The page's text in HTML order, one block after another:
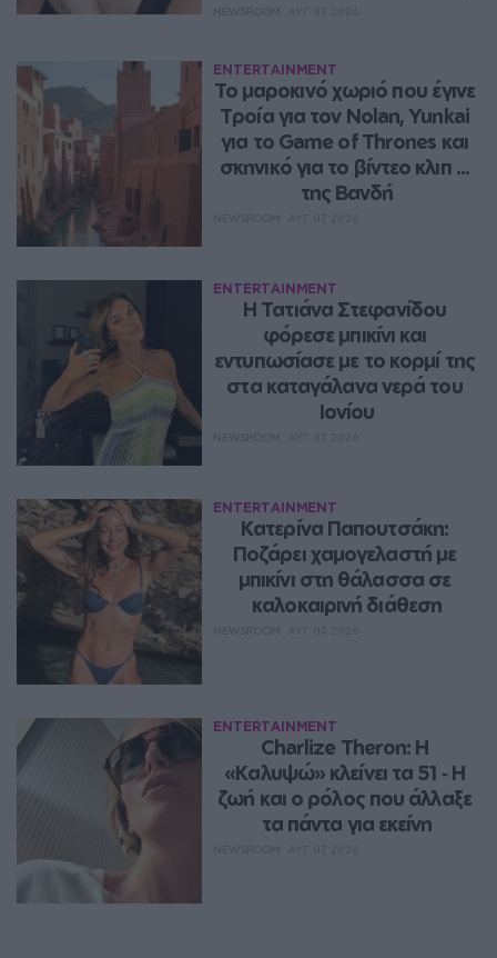
ENTERTAINMENT
Το μαροκινό χωριό που έγινε
Τροία για τον Nolan, Yunkai
για το Game of Thrones και
σκηνικό για το βίντεο κλιπ ...
της Βανδή
ENTERTAINMENT
Η Τατιάνα Στεφανίδου
φόρεσε μπικίνι και
εντυπωσίασε με το κορμί της
στα καταγάλανα νερά του
Ιονίου
ENTERTAINMENT
Κατερίνα Παπουτσάκη:
Ποζάρει χαμογελαστή με
μπικίνι στη θάλασσα σε
καλοκαιρινή διάθεση
ENTERTAINMENT
Charlize Theron: Η
«Καλυψώ» κλείνει τα 51 ‑ H
ζωή και ο ρόλος που άλλαξε
τα πάντα για εκείνη